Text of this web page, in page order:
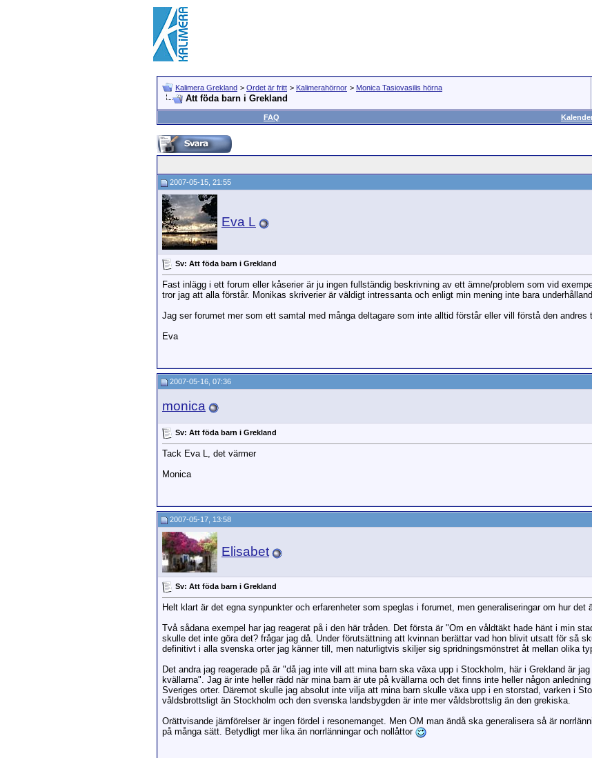
Kalimera Grekland > Ordet är fritt > Kalimerahörnor > Monica Tasiovasilis hörna
Att föda barn i Grekland
FAQ
2007-05-15, 21:55
Eva L
Sv: Att föda barn i Grekland
Fast inlägg i ett forum eller kåserier är ju ingen fullständig beskrivning av ett ämne/problem som vid
tror jag att alla förstår. Monikas skriverier är väldigt intressanta och enligt min mening inte bara
Jag ser forumet mer som ett samtal med många deltagare som inte alltid förstår eller vill förstå den andres
Eva
2007-05-16, 07:36
monica
Sv: Att föda barn i Grekland
Tack Eva L, det värmer
Monica
2007-05-17, 13:58
Elisabet
Sv: Att föda barn i Grekland
Helt klart är det egna synpunkter och erfarenheter som speglas i forumet, men generaliseringar om hur det
Två sådana exempel har jag reagerat på i den här tråden. Det första är "Om en våldtäkt hade hänt i min
skulle det inte göra det? frågar jag då. Under förutsättning att kvinnan berättar vad hon blivit utsatt för så
definitivt i alla svenska orter jag känner till, men naturligtvis skiljer sig spridningsmönstret åt mellan olika
Det andra jag reagerade på är "då jag inte vill att mina barn ska växa upp i Stockholm, här i Grekland är
kvällarna". Jag är inte heller rädd när mina barn är ute på kvällarna och det finns inte heller någon
Sveriges orter. Däremot skulle jag absolut inte vilja att mina barn skulle växa upp i en storstad, varken i
våldsbrottsligt än Stockholm och den svenska landsbygden är inte mer våldsbrottslig än den grekiska.
Orättvisande jämförelser är ingen fördel i resonemanget. Men OM man ändå ska generalisera så är
på många sätt. Betydligt mer lika än norrlänningar och nollåttor